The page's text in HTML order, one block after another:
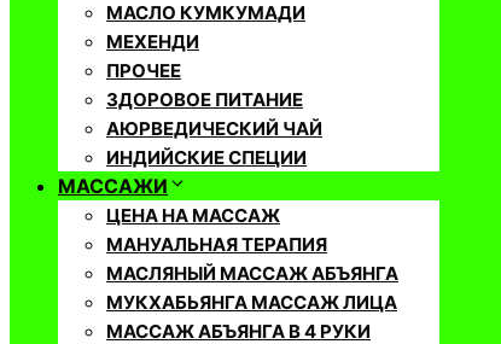
МАСЛО КУМКУМАДИ
МЕХЕНДИ
ПРОЧЕЕ
ЗДОРОВОЕ ПИТАНИЕ
АЮРВЕДИЧЕСКИЙ ЧАЙ
ИНДИЙСКИЕ СПЕЦИИ
МАССАЖИ
ЦЕНА НА МАССАЖ
МАНУАЛЬНАЯ ТЕРАПИЯ
МАСЛЯНЫЙ МАССАЖ АБЪЯНГА
МУКХАБЬЯНГА МАССАЖ ЛИЦА
МАССАЖ АБЪЯНГА В 4 РУКИ